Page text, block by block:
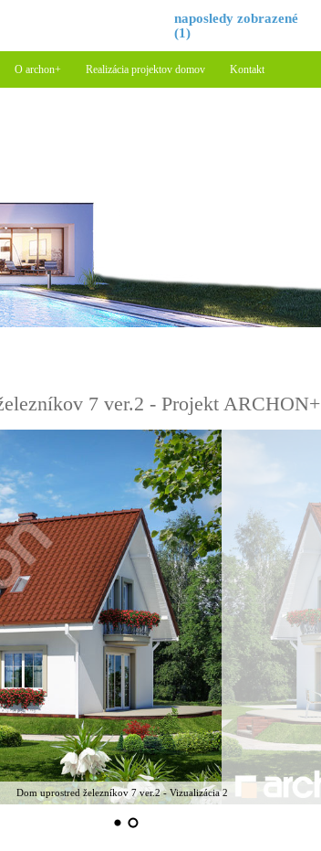
naposledy zobrazené
(1)
O archon+ Realizácia projektov domov Kontakt
7 ver.2 - Projekt ARCHON+
Dom uprostred železníkov 7 ver.2 - Vizualizácia 2